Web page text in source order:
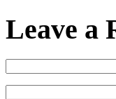
Leave a